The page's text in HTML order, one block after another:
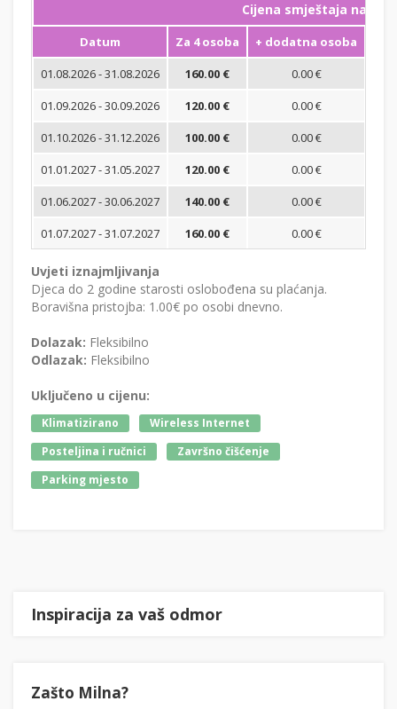
Cijena smještaja na noć
Datum Za 4 osoba + dodatna osoba
01.08.2026 - 31.08.2026
160.00 €
0.00 €
01.09.2026 - 30.09.2026
120.00 €
0.00 €
01.10.2026 - 31.12.2026
100.00 €
0.00 €
01.01.2027 - 31.05.2027
120.00 €
0.00 €
01.06.2027 - 30.06.2027
140.00 €
0.00 €
01.07.2027 - 31.07.2027
160.00 € 0.00 €
Uvjeti iznajmljivanja
Djeca do 2 godine starosti oslobođena su plaćanja.
Boravišna pristojba: 1.00€ po osobi dnevno.
Dolazak: Fleksibilno
Odlazak: Fleksibilno
Uključeno u cijenu:
Klimatizirano
Wireless Internet
Posteljina i ručnici
Završno čišćenje
Parking mjesto
Inspiracija za vaš odmor
Zašto Milna?